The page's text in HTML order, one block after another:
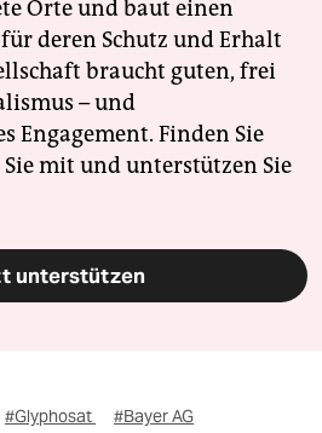
Orte und baut einen
deren Schutz und Erhalt
braucht guten, frei
– und
Engagement. Finden Sie
mit und unterstützen Sie
unterstützen
#Glyphosat #Bayer AG